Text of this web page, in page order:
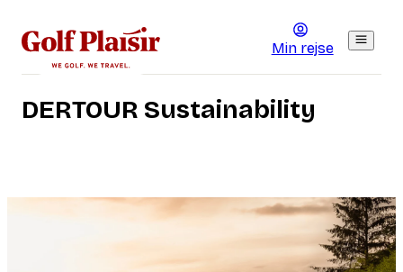
Min rejse
DERTOUR Sustainability